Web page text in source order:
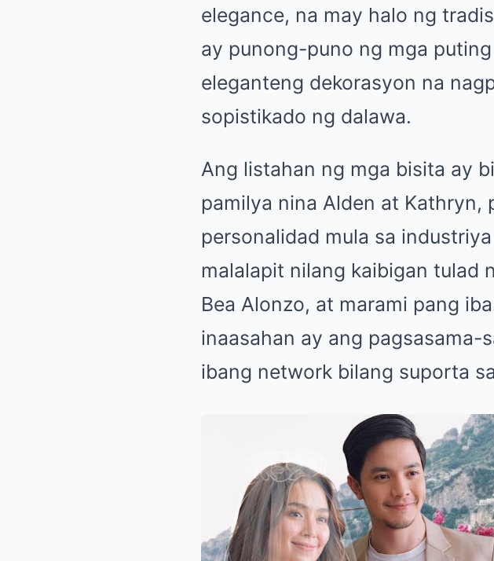
elegance, na may halo ng
ay punong-puno ng mga
eleganteng dekorasyon na
sopistikado ng dalawa.
Ang listahan ng mga bisita ay
pamilya nina Alden at Kathryn,
personalidad mula sa
malalapit nilang kaibigan tulad
Bea Alonzo, at marami pang
inaasahan ay ang pagsasama-
ibang network bilang suporta